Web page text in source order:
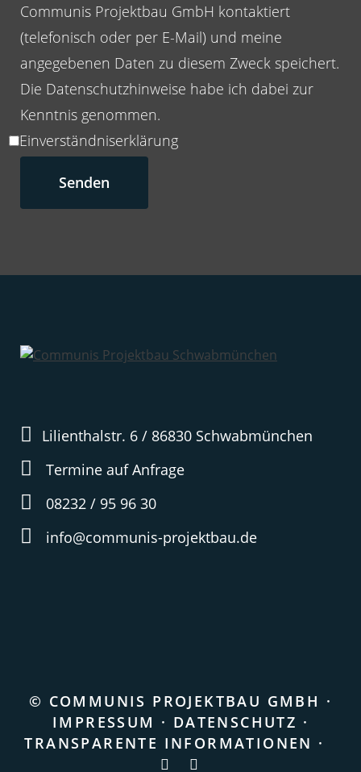
Communis Projektbau GmbH kontaktiert
(telefonisch oder per E-Mail) und meine
angegebenen Daten zu diesem Zweck speichert.
Die Datenschutzhinweise habe ich dabei zur
Kenntnis genommen.
Einverständniserklärung
Lilienthalstr. 6 / 86830 Schwabmünchen
Termine auf Anfrage
08232 / 95 96 30
info@communis-projektbau.de
© COMMUNIS PROJEKTBAU GMBH ·
IMPRESSUM · DATENSCHUTZ ·
TRANSPARENTE INFORMATIONEN ·